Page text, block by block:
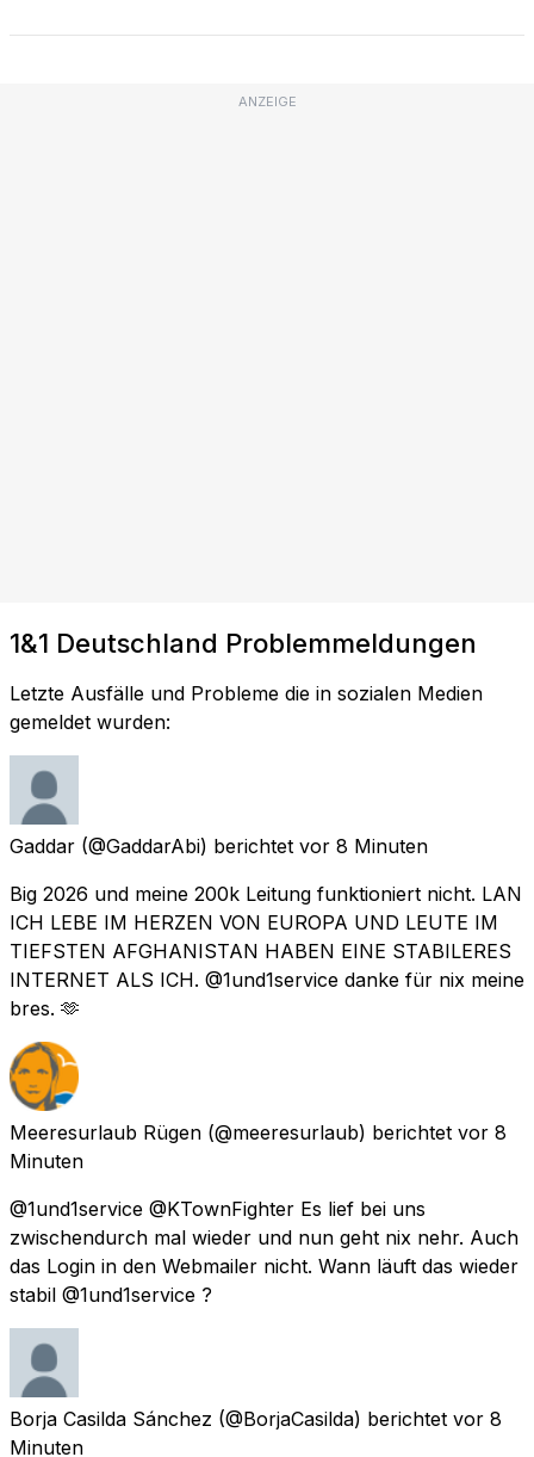
ANZEIGE
1&1 Deutschland Problemmeldungen
Letzte Ausfälle und Probleme die in sozialen Medien
gemeldet wurden:
Gaddar (@GaddarAbi) berichtet vor 8 Minuten
Big 2026 und meine 200k Leitung funktioniert nicht. LAN
ICH LEBE IM HERZEN VON EUROPA UND LEUTE IM
TIEFSTEN AFGHANISTAN HABEN EINE STABILERES
INTERNET ALS ICH. @1und1service danke für nix meine
bres. 🫶
Meeresurlaub Rügen (@meeresurlaub) berichtet vor 8
Minuten
@1und1service @KTownFighter Es lief bei uns
zwischendurch mal wieder und nun geht nix nehr. Auch
das Login in den Webmailer nicht. Wann läuft das wieder
stabil @1und1service ?
Borja Casilda Sánchez (@BorjaCasilda) berichtet vor 8
Minuten